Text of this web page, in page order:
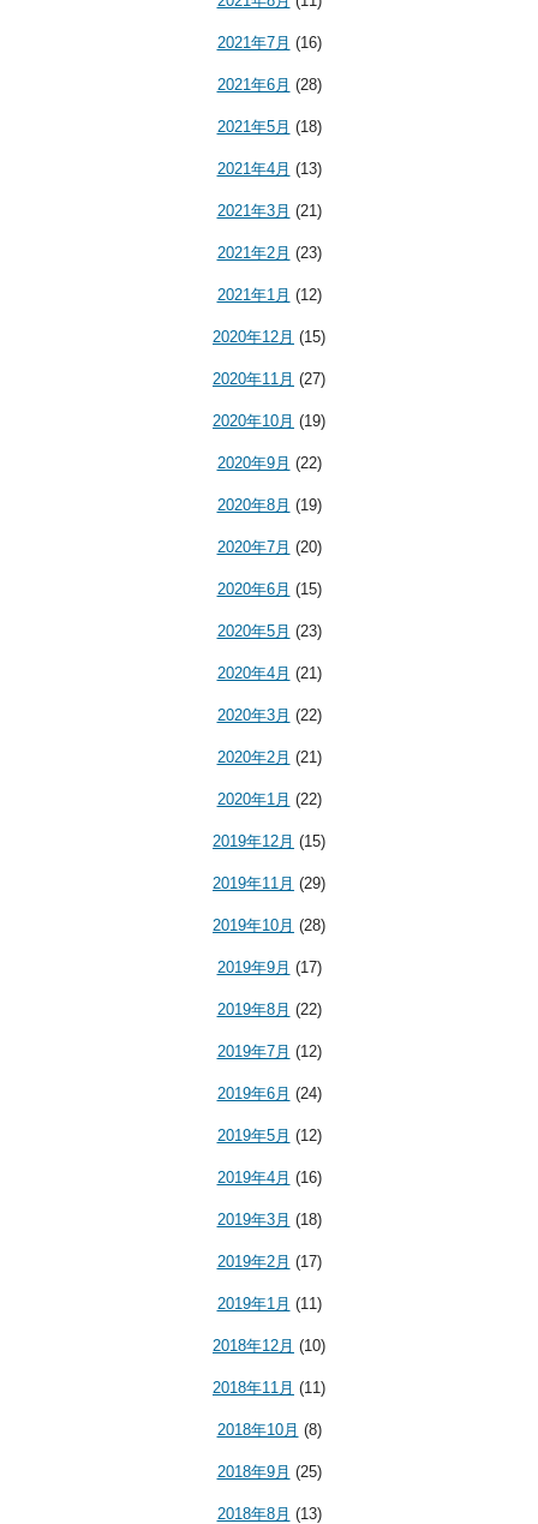
2021年7月 (16)
2021年6月 (28)
2021年5月 (18)
2021年4月 (13)
2021年3月 (21)
2021年2月 (23)
2021年1月 (12)
2020年12月 (15)
2020年11月 (27)
2020年10月 (19)
2020年9月 (22)
2020年8月 (19)
2020年7月 (20)
2020年6月 (15)
2020年5月 (23)
2020年4月 (21)
2020年3月 (22)
2020年2月 (21)
2020年1月 (22)
2019年12月 (15)
2019年11月 (29)
2019年10月 (28)
2019年9月 (17)
2019年8月 (22)
2019年7月 (12)
2019年6月 (24)
2019年5月 (12)
2019年4月 (16)
2019年3月 (18)
2019年2月 (17)
2019年1月 (11)
2018年12月 (10)
2018年11月 (11)
2018年10月 (8)
2018年9月 (25)
2018年8月 (13)